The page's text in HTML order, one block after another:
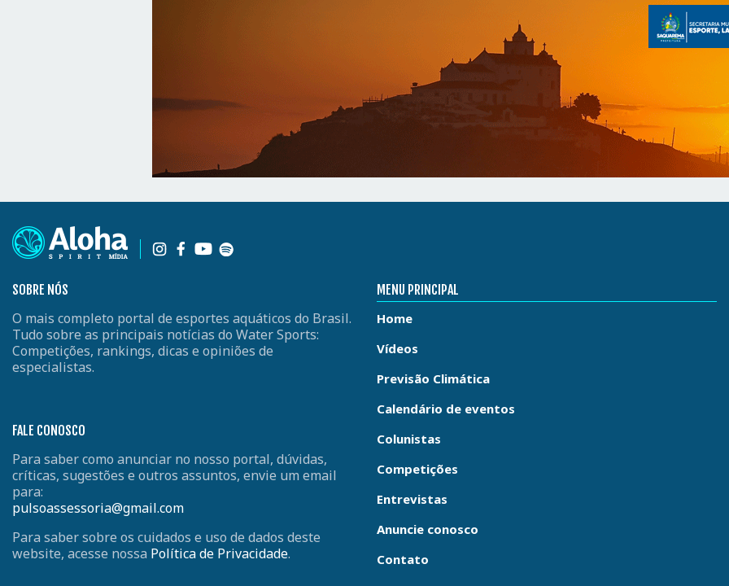
SOBRE NÓS
O mais completo portal de esportes aquáticos do Brasil.
Tudo sobre as principais notícias do Water Sports:
Competições, rankings, dicas e opiniões de
especialistas.
FALE CONOSCO
Para saber como anunciar no nosso portal, dúvidas,
críticas, sugestões e outros assuntos, envie um email
para:
pulsoassessoria@gmail.com
Para saber sobre os cuidados e uso de dados deste
website, acesse nossa Política de Privacidade.
MENU PRINCIPAL
Home
Vídeos
Previsão Climática
Calendário de eventos
Colunistas
Competições
Entrevistas
Anuncie conosco
Contato